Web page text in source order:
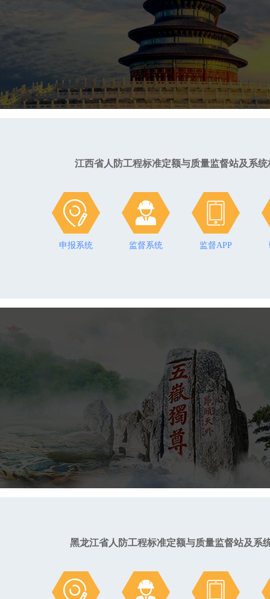
江西省人防工程标准定额与质量监督站及系统
申报系统
申报系统 监督系统
监督系统 监督APP
监督APP
山东省人防工程标准定额与质量监
黑龙江省人防工程标准定额与质量监督站及系